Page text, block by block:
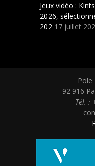
Jeux vidéo :
2026,
202 17 juillet
Pole
92 916
Tél. :